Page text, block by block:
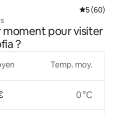
5 (60)
moment pour visiter
?
Temp. moy.
0 °C